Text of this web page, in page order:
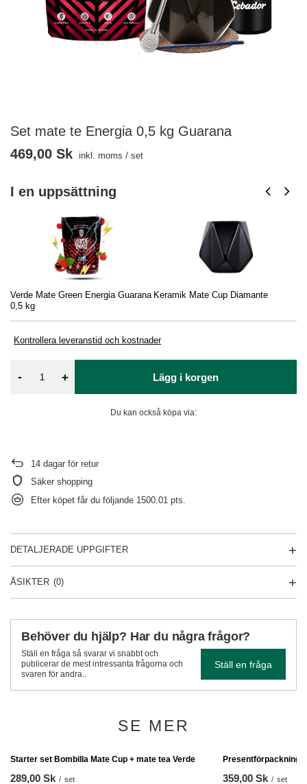
Set mate te Energia 0,5 kg Guarana
I en uppsättning
Verde Mate Green Energia Guarana
0,5 kg
Keramik Mate Cup Diamante
Kontrollera leveranstid och kostnader
469,00 Sk inkl. moms / set
- + Lägg i korgen
Du kan också köpa via:
14 dagar för retur
Säker shopping
Efter köpet får du följande 1500.01 pts.
DETALJERADE UPPGIFTER
ÅSIKTER (0)
Behöver du hjälp? Har du några frågor?
Ställ en fråga så svarar vi snabbt och
publicerar de mest intressanta frågorna och
svaren för andra..
Ställ en fråga
SE MER
Presentförpackning
359,00 Sk / set